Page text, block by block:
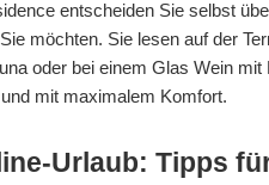
entscheiden Sie selbst
möchten. Sie lesen auf der
oder bei einem Glas Wein
mit maximalem Komfort.
Urlaub: Tipps